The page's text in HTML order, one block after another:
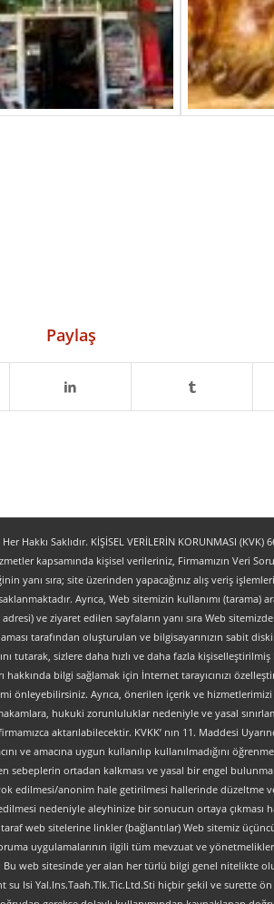
Paylaş
Saklıdır. KİŞİSEL VERİLERİN KORUNMASI (KVK)
kapsamında kişisel verileriniz, Firmamızın Veri
yanı sıra; site üzerinden yapacağınız alış veriş
Ayrıca, Web sitemizin kullanımı
ve ziyaret edilen sayfaların yanı sıra Web
tarafından oluşturulan ve bilgisayarınızın sabit
sizlere daha hızlı ve daha fazla
bilgi sağlamak için İnternet tarayıcınızı
önleyebilirsiniz. Ayrıca, önerilen içerik ve
hukuki zorunluluklar nedeniyle ve yasal
aktarılabilecektir. KVKK’ nın 11. Maddesi
amacına uygun kullanılıp kullanılmadığını
ortadan kalkması ve yasal bir engel
edilmesi/anonim hale getirilmesi hallerinde düzeltme
nedeniyle aleyhinize bir sonucun ortaya
web sitelerine linkler (bağlantılar) Web sitemiz
uygulamalarının ilgili tüm mevzuat ve
web sitesinde yer alan her türlü bilgi genel nitelikte
Isi Yal.Ins.Taah.Tlk.Tic.Ltd.Sti hiçbir şekil ve surette